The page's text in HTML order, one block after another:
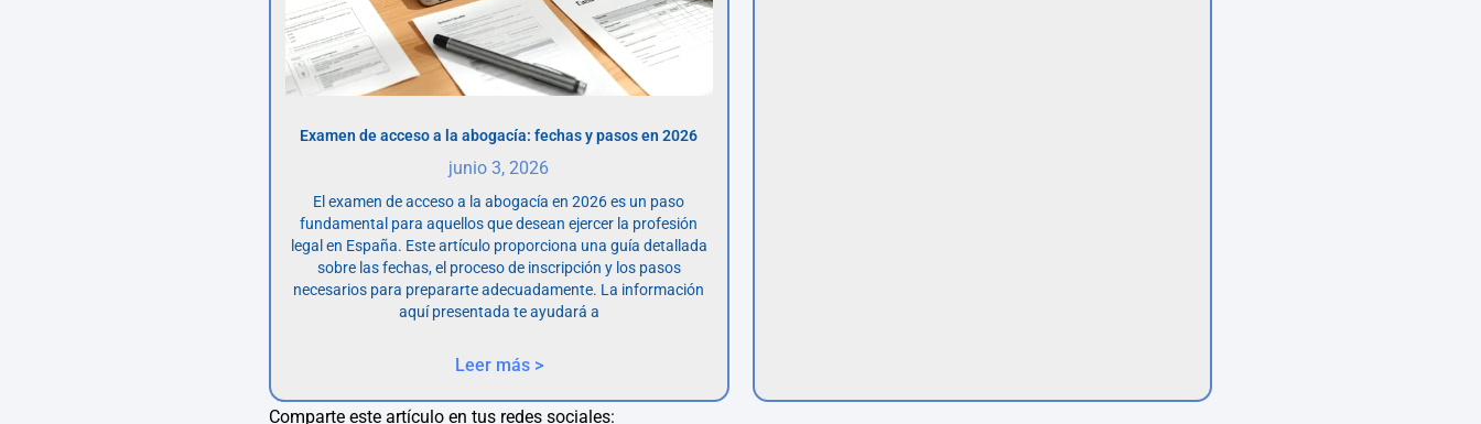
Examen de acceso a la abogacía: fechas y pasos en 2026
junio 3, 2026
El examen de acceso a la abogacía en 2026 es un paso
fundamental para aquellos que desean ejercer la profesión
legal en España. Este artículo proporciona una guía detallada
sobre las fechas, el proceso de inscripción y los pasos
necesarios para prepararte adecuadamente. La información
aquí presentada te ayudará a
Leer más >
Comparte este artículo en tus redes sociales: